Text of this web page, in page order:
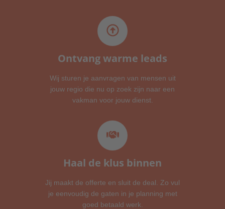
Voor alle verhuizers
Woningisolatie en cv-ketels
Warmtepompen
Voor warmtepomp-specialisten
Zonnepanelen
Huur, koop of zonnecollectoren
Ontvang warme leads
Wij sturen je aanvragen van mensen uit
jouw regio die nu op zoek zijn naar een
vakman voor jouw dienst.
Haal de klus binnen
Jij maakt de offerte en sluit de deal. Zo vul
je eenvoudig de gaten in je planning met
goed betaald werk.